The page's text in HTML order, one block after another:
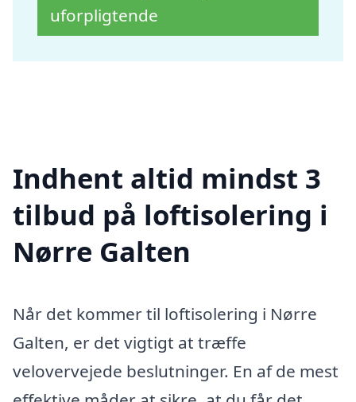
uforpligtende
Indhent altid mindst 3
tilbud på loftisolering i
Nørre Galten
Når det kommer til loftisolering i Nørre
Galten, er det vigtigt at træffe
velovervejede beslutninger. En af de mest